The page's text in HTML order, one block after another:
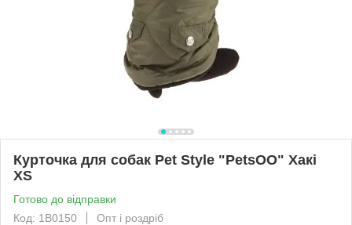
Курточка для собак Pet Style "PetsOO" Хакі
XS
Готово до відправки
Код: 1B0150
Опт і роздріб